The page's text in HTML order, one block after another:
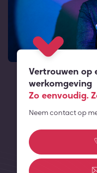
Vertrouwen op
werkomgeving
Zo eenvoudig.
Neem contact op